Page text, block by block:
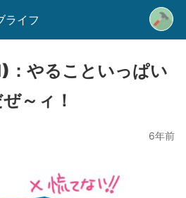
ライフ
：やることいっぱい
～ィ！
6年前